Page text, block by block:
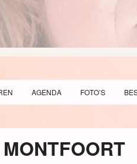
AGENDA FOTO’S